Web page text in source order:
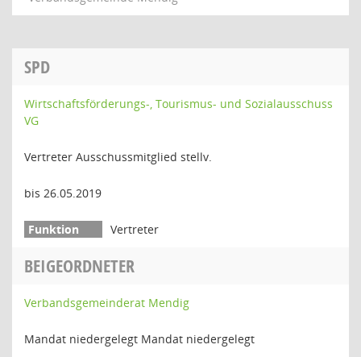
SPD
Wirtschaftsförderungs-, Tourismus- und Sozialausschuss
VG
Vertreter Ausschussmitglied stellv.
bis 26.05.2019
Vertreter
BEIGEORDNETER
Verbandsgemeinderat Mendig
Mandat niedergelegt Mandat niedergelegt